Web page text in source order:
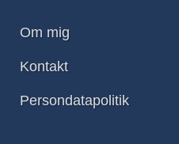
Om mig
Kontakt
Persondatapolitik